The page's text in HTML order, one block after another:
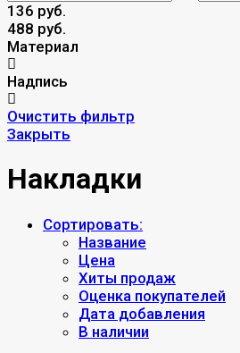
136 руб.
488 руб.
Материал
Надпись
Очистить фильтр
Закрыть
Накладки
Сортировать:
Название
Цена
Хиты продаж
Оценка покупателей
Дата добавления
В наличии